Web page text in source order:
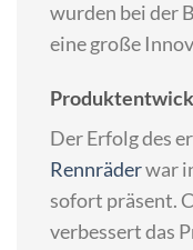
wurden bei der
eine große
Der Erfolg des
Rennräderwar
sofort präsent.
verbessert das